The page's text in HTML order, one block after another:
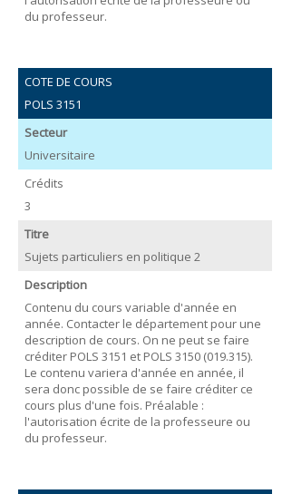
du professeur.
COTE DE COURS
POLS 3151
Secteur
Universitaire
Crédits
3
Titre
Sujets particuliers en politique 2
Description
Contenu du cours variable d'année en
année. Contacter le département pour une
description de cours. On ne peut se faire
créditer POLS 3151 et POLS 3150 (019.315).
Le contenu variera d'année en année, il
sera donc possible de se faire créditer ce
cours plus d'une fois. Préalable :
l'autorisation écrite de la professeure ou
du professeur.